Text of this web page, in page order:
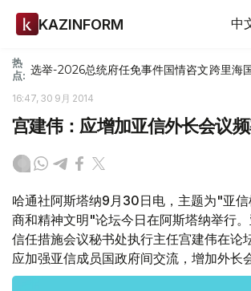
KAZINFORM 中
热
点: 选举-2026总统府任免事件国情咨文跨里海
16:47, 30 9月 2014
宫建伟：应增加亚信外长会议
哈通社阿斯塔纳9月30日电，主题为"亚
商和精神文明"论坛今日在阿斯塔纳举行
信任措施会议秘书处执行主任宫建伟在论
应加强亚信成员国政府间交流，增加外长